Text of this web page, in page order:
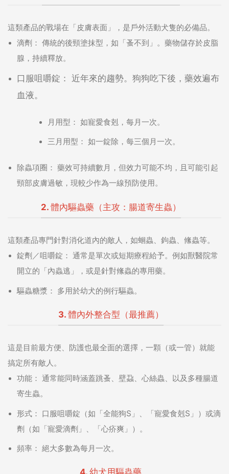
這類產品的戰場在「皮膚表面」，是戶外活動犬隻的必備品。
滴劑： 傳統的後頸塗抹型，如「蚤不到」。藥物儲存於皮脂
腺，持續釋放。
口服咀嚼錠： 近年來的趨勢。狗狗吃下後，藥效遍布
血液。
月用型： 如寵愛食剋，每月一次。
三月用型： 如一錠除，每三個月一次。
除蟲項圈： 藥效可持續數月，但效力可能不均，且可能引起
頸部皮膚過敏，現較少作為一線預防使用。
2. 體內驅蟲藥（主攻：腸道寄生蟲）
這類產品專門針對消化道內的敵人，如蛔蟲、鉤蟲、絛蟲等。
錠劑／咀嚼錠： 通常是單次或短期療程給予。例如獸醫院常
開立的「內蟲逃」，或是針對絛蟲的專用藥。
驅蟲糖漿： 多用於幼犬的例行驅蟲。
3. 體內外整合型（最推薦）
這是目前最方便、防護也最全面的選擇，一顆（或一管）就能
搞定所有敵人。
功能： 通常能同時涵蓋跳蚤、壁蝨、心絲蟲、以及多種腸道
寄生蟲。
形式： 口服咀嚼錠（如「全能狗S」、「寵愛食剋S」）或滴
劑（如「寵愛滴劑」、「心疥爽」）。
頻率： 絕大多數為每月一次。